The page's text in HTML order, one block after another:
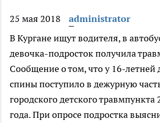
25 мая 2018
administrator
В Кургане ищут водителя, в
девочка-подросток получила
Сообщение о том, что у 16-летней
спины поступило в дежурную
городского детского травмпункта
года. При опросе подростка